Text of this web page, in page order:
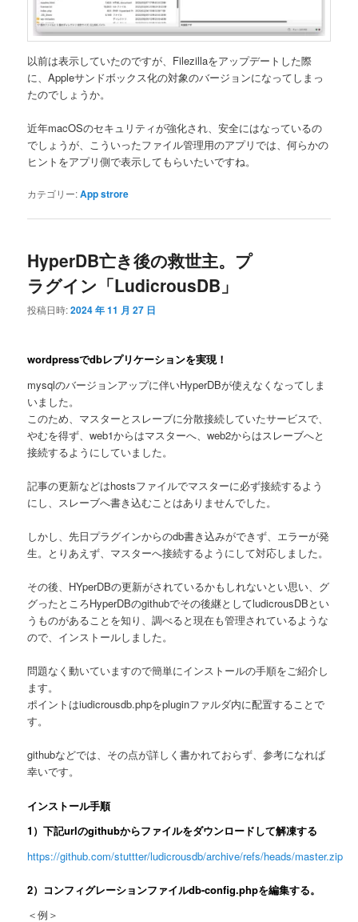
以前は表示していたのですが、Filezillaをアップデートした際
に、Appleサンドボックス化の対象のバージョンになってしまっ
たのでしょうか。
近年macOSのセキュリティが強化され、安全にはなっているの
でしょうが、こういったファイル管理用のアプリでは、何らかの
ヒントをアプリ側で表示してもらいたいですね。
カテゴリー:App strore
HyperDB亡き後の救世主。プ
ラグイン「LudicrousDB」
投稿日時:2024 年 11 月 27 日
wordpressでdbレプリケーションを実現！
mysqlのバージョンアップに伴いHyperDBが使えなくなってしま
いました。
このため、マスターとスレーブに分散接続していたサービスで、
やむを得ず、web1からはマスターへ、web2からはスレーブへと
接続するようにしていました。
記事の更新などはhostsファイルでマスターに必ず接続するよう
にし、スレーブへ書き込むことはありませんでした。
しかし、先日プラグインからのdb書き込みができず、エラーが発
生。とりあえず、マスターへ接続するようにして対応しました。
その後、HYperDBの更新がされているかもしれないとい思い、グ
グったところHyperDBのgithubでその後継としてludicrousDBとい
うものがあることを知り、調べると現在も管理されているような
ので、インストールしました。
問題なく動いていますので簡単にインストールの手順をご紹介し
ます。
ポイントはiudicrousdb.phpをpluginファルダ内に配置することで
す。
githubなどでは、その点が詳しく書かれておらず、参考になれば
幸いです。
インストール手順
1）下記urlのgithubからファイルをダウンロードして解凍する
https://github.com/stuttter/ludicrousdb/archive/refs/heads/master.zip
2）コンフィグレーションファイルdb-config.phpを編集する。
＜例＞